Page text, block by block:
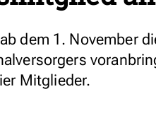
dem 1. November
Mitglieder.